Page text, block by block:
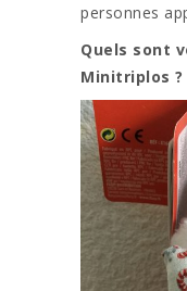
personnes
Quels sont
Minitriplos ?